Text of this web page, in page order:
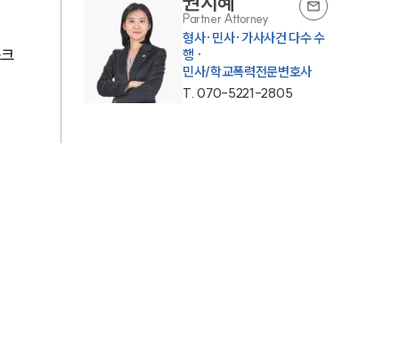
Partner Attorney
형사·민사·가사사건 다수 수
행 ·
민사/학교폭력전문변호사
T.070-5221-2805